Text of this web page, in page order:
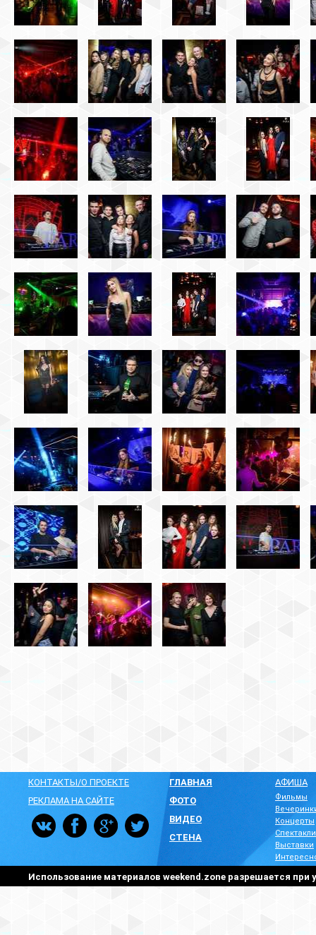
КОНТАКТЫ/О ПРОЕКТЕ
РЕКЛАМА НА САЙТЕ
ГЛАВНАЯ
ФОТО
ВИДЕО
СТЕНА
АФИША
Фильмы
Концерты
Спектакли
Выставки
Использование материалов weekend.zone разрешается